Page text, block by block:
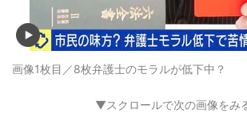
画像1枚目／8枚弁護士のモラルが低下中？
▼スクロールで次の画像をみ